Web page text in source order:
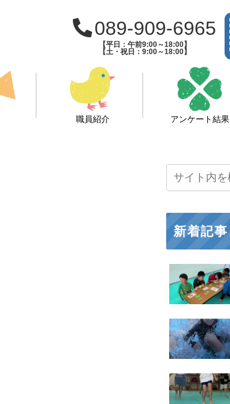
089-909-6965
【平日：午前9:00～18:00】
【土・祝日：9:00～18:00】
職員紹介 アンケート結果
新着記事